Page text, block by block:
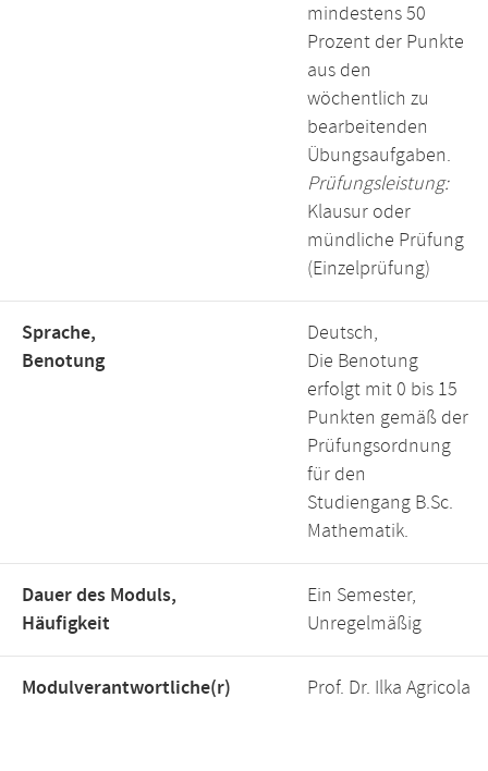
mindestens 50
Prozent der Punkte
aus den
wöchentlich zu
bearbeitenden
Übungsaufgaben.
Prüfungsleistung:
Klausur oder
mündliche Prüfung
(Einzelprüfung)
Sprache,
Benotung
Deutsch,
Die Benotung
erfolgt mit 0 bis 15
Punkten gemäß der
Prüfungsordnung
für den
Studiengang B.Sc.
Mathematik.
Dauer des Moduls,
Häufigkeit
Ein Semester,
Unregelmäßig
Modulverantwortliche(r) Prof. Dr. Ilka Agricola